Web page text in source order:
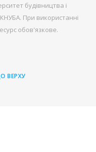
будівництва і
При використанні
обов'язкове.
ВЕРХУ